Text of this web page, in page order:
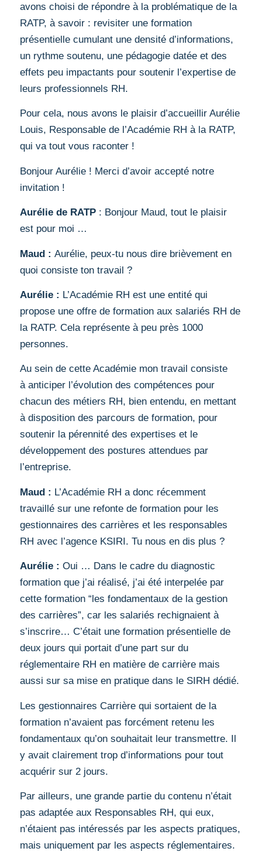
avons choisi de répondre à la problématique de la
RATP, à savoir : revisiter une formation
présentielle cumulant une densité d’informations,
un rythme soutenu, une pédagogie datée et des
effets peu impactants pour soutenir l’expertise de
leurs professionnels RH.
Pour cela, nous avons le plaisir d’accueillir Aurélie
Louis, Responsable de l’Académie RH à la RATP,
qui va tout vous raconter !
Bonjour Aurélie ! Merci d’avoir accepté notre
invitation !
Aurélie de RATP : Bonjour Maud, tout le plaisir
est pour moi …
Maud : Aurélie, peux-tu nous dire brièvement en
quoi consiste ton travail ?
Aurélie : L’Académie RH est une entité qui
propose une offre de formation aux salariés RH de
la RATP. Cela représente à peu près 1000
personnes.
Au sein de cette Académie mon travail consiste
à anticiper l’évolution des compétences pour
chacun des métiers RH, bien entendu, en mettant
à disposition des parcours de formation, pour
soutenir la pérennité des expertises et le
développement des postures attendues par
l’entreprise.
Maud : L’Académie RH a donc récemment
travaillé sur une refonte de formation pour les
gestionnaires des carrières et les responsables
RH avec l’agence KSIRI. Tu nous en dis plus ?
Aurélie : Oui … Dans le cadre du diagnostic
formation que j’ai réalisé, j’ai été interpelée par
cette formation “les fondamentaux de la gestion
des carrières”, car les salariés rechignaient à
s’inscrire… C’était une formation présentielle de
deux jours qui portait d’une part sur du
réglementaire RH en matière de carrière mais
aussi sur sa mise en pratique dans le SIRH dédié.
Les gestionnaires Carrière qui sortaient de la
formation n’avaient pas forcément retenu les
fondamentaux qu’on souhaitait leur transmettre. Il
y avait clairement trop d’informations pour tout
acquérir sur 2 jours.
Par ailleurs, une grande partie du contenu n’était
pas adaptée aux Responsables RH, qui eux,
n’étaient pas intéressés par les aspects pratiques,
mais uniquement par les aspects réglementaires.